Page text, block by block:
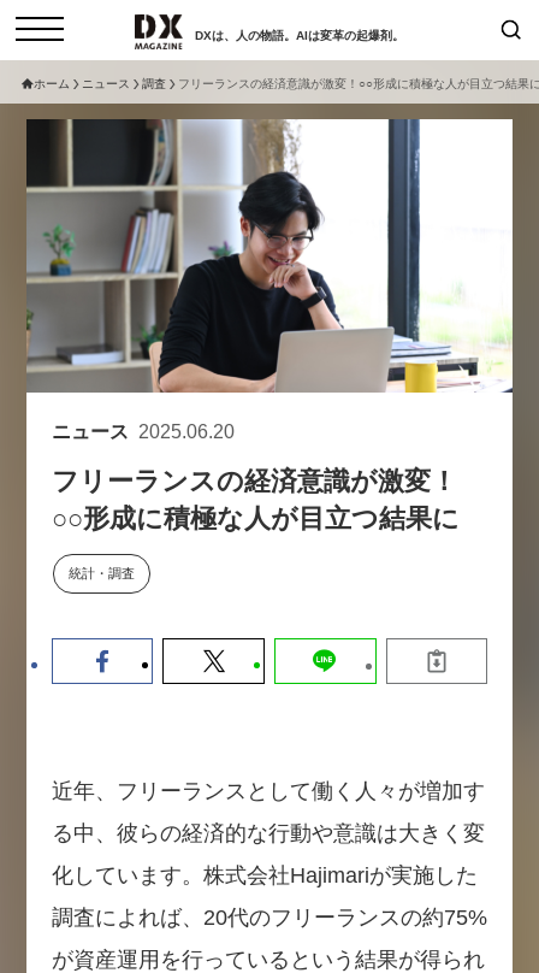
DXは、人の物語。AIは変革の起爆剤。
インタビュー
ニュース
サービスメニュー 日本オムニチャネル協会
トップページ
動画
サイトマップ
お問い合わせ
個人情報保護法について
採用情報
検索
現在開催予定のセミナー
【8/12開催】「イノベーションを
数値化する」～投資される事業の
学ぶ資金調達・巻き込みのリアル
2026-06-10
2026-08-07
ホーム ニュース 調査 フリーランスの経済意識が激変！○○形成に積極な人が目立つ結果
ニュース 2025.06.20
フリーランスの経済意識が激変！
○○形成に積極な人が目立つ結果に
統計・調査
近年、フリーランスとして働く人々が増加す
る中、彼らの経済的な行動や意識は大きく変
化しています。株式会社Hajimariが実施した
調査によれば、20代のフリーランスの約75%
が資産運用を行っているという結果が得られ